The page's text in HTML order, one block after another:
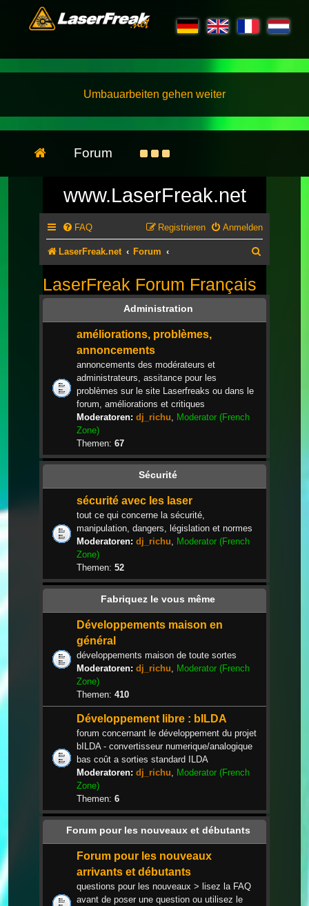
Umbauarbeiten gehen weiter
Forum
www.LaserFreak.net
FAQ Anmelden
Registrieren
LaserFreak.net Forum
LaserFreak Forum Français
Administration
améliorations, problèmes,
annoncements
annoncements des modérateurs et
administrateurs, assitance pour les
problèmes sur le site Laserfreaks ou dans le
forum, améliorations et critiques
Moderatoren: dj_richu
Moderator (French
Zone)
Themen: 67
Sécurité
sécurité avec les laser
tout ce qui concerne la sécurité,
manipulation, dangers, législation et normes
Moderatoren: dj_richu
Moderator (French
Zone)
Themen: 52
Fabriquez le vous même
Développements maison en
général
développements maison de toute sortes
Moderatoren: dj_richu
Moderator (French
Zone)
Themen: 410
Développement libre : bILDA
forum concernant le développement du projet
bILDA - convertisseur numerique/analogique
bas coût a sorties standard ILDA
Moderatoren: dj_richu
Moderator (French
Zone)
Themen: 6
Forum pour les nouveaux et débutants
Forum pour les nouveaux
arrivants et débutants
questions pour les nouveaux > lisez la FAQ
avant de poser une question ou utilisez le